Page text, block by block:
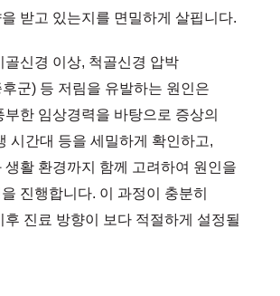
받고 있는지를 면밀하게 살핍니다.
골신경 이상, 척골신경 압박
군) 등 저림을 유발하는 원인은
부한 임상경력을 바탕으로 증상의
시간대 등을 세밀하게 확인하고,
생활 환경까지 함께 고려하여 원인을
진행합니다. 이 과정이 충분히
후 진료 방향이 보다 적절하게 설정될